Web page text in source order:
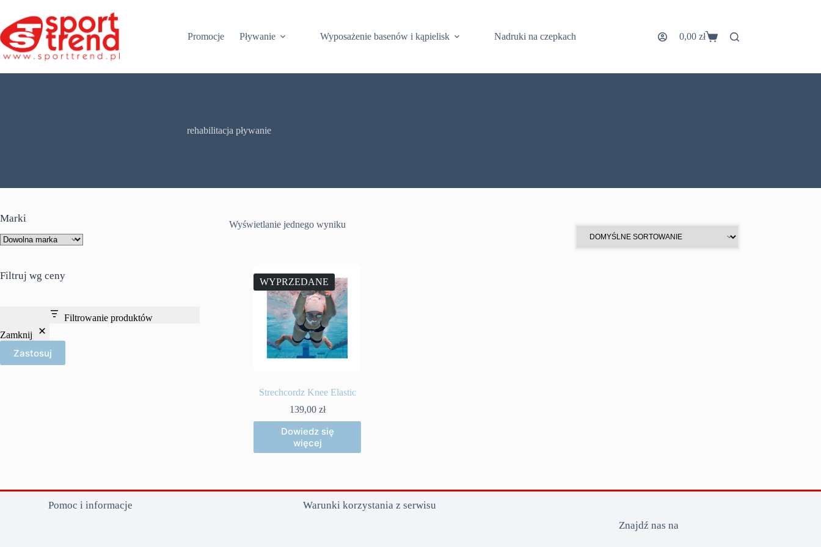
treści
Promocje
Pływanie Wyposażenie basenów i kąpielisk Nadruki na czepkach Koszyk
0,00 zł
rehabilitacja pływanie
Wyświetlanie jednego wyniku
WYPRZEDANE
Strechcordz Knee Elastic
139,00 zł
Dowiedz się
więcej
Marki
Filtruj wg ceny
Filtrowanie produktów
Zamknij
Zastosuj
Pomoc i informacje
Warunki korzystania z serwisu
Znajdź nas na